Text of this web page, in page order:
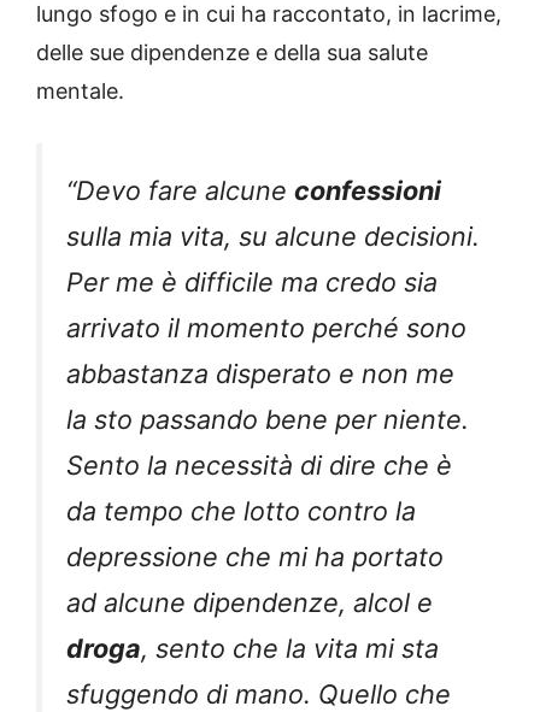
lungo sfogo e in cui ha raccontato, in lacrime,
delle sue dipendenze e della sua salute
mentale.
“Devo fare alcune confessioni
sulla mia vita, su alcune decisioni.
Per me è difficile ma credo sia
arrivato il momento perché sono
abbastanza disperato e non me
la sto passando bene per niente.
Sento la necessità di dire che è
da tempo che lotto contro la
depressione che mi ha portato
ad alcune dipendenze, alcol e
droga, sento che la vita mi sta
sfuggendo di mano. Quello che